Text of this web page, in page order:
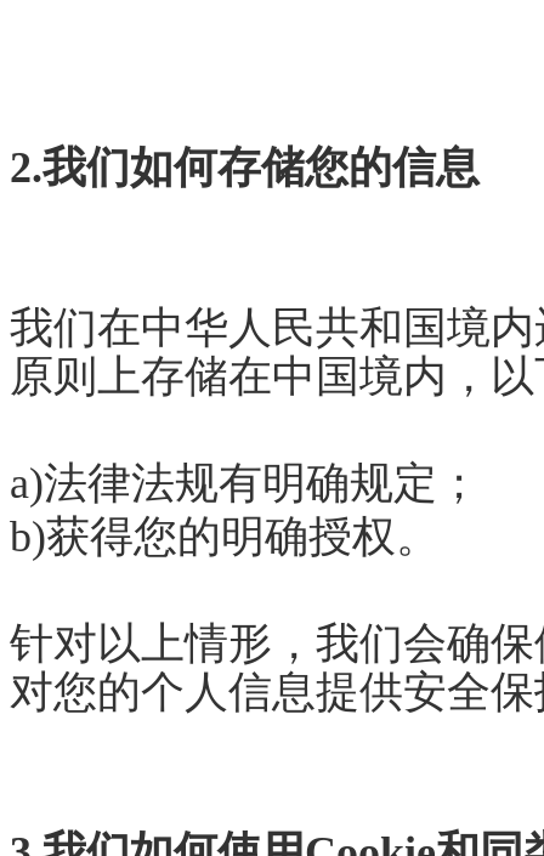
2.我们如何存储您的信息
我们在中华人民共和国境
原则上存储在中国境内，
a)法律法规有明确规定；
b)获得您的明确授权。
针对以上情形，我们会确
对您的个人信息提供安全